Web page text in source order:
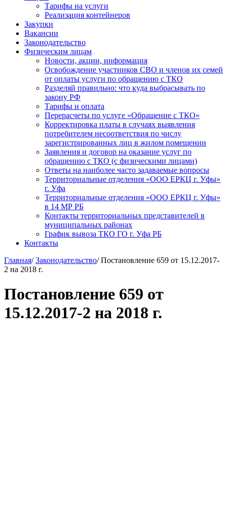
Тарифы на услуги
Реализация контейнеров
Закупки
Вакансии
Законодательство
Физическим лицам
Новости, акции, информация
Освобождение участников СВО и членов их семей
от оплаты услуги по обращению с ТКО
Разделяй правильно: что куда выбрасывать по
закону РФ
Тарифы и оплата
Перерасчеты по услуге «Обращение с ТКО»
Корректировка платы в случаях выявления
потребителем несоответствия по числу
зарегистрированных лиц в жилом помещении
Заявления и договор на оказание услуг по
обращению с ТКО (с физическими лицами)
Ответы на наиболее часто задаваемые вопросы
Территориальные отделения «ООО ЕРКЦ г. Уфы»
г. Уфа
Территориальные отделения «ООО ЕРКЦ г. Уфы»
в 14 МР РБ
Контакты территориальных представителей в
муниципальных районах
График вывоза ТКО ГО г. Уфа РБ
Контакты
Главная/ Законодательство/ Постановление 659 от 15.12.2017-
2 на 2018 г.
Постановление 659 от
15.12.2017-2 на 2018 г.